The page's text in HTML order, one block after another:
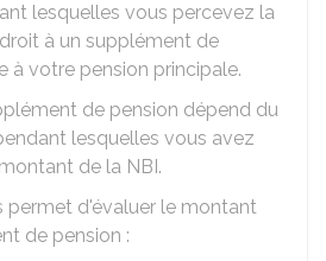
lesquelles vous percevez la
à un supplément de
à votre pension principale.
de pension dépend du
lesquelles vous avez
de la NBI.
permet d'évaluer le montant
de pension :